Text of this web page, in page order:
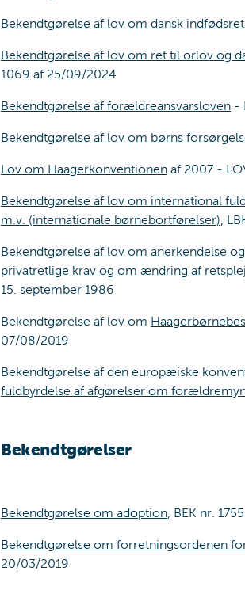
Bekendtgørelse af lov om dansk indfødsret
Bekendtgørelse af lov om ret til orlov og
1069 af 25/09/2024
Bekendtgørelse af forældreansvarsloven -
Bekendtgørelse af lov om børns
Lov om Haagerkonventionen af 2007 -
Bekendtgørelse af lov om international
m.v. (internationale børnebortførelser) ,
Bekendtgørelse af lov om anerkendelse
privatretlige krav og om ændring af
15. september 1986
Bekendtgørelse af lov om
07/08/2019
Bekendtgørelse af den europæiske
fuldbyrdelse af afgørelser om
Bekendtgørelser
Bekendtgørelse om adoption , BEK nr.
Bekendtgørelse om forretningsordenen
20/03/2019